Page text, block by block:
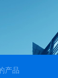
降炉 可四面加热